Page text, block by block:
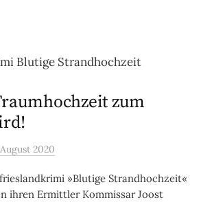
zum
2020
»Blutige Strandhochzeit«
ihren Ermittler Kommissar Joost